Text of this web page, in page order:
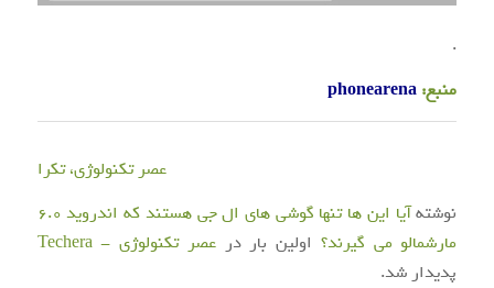
.
منبع: phonearena
عصر تکنولوژی، تکرا
نوشته
آیا این ها تنها گوشی های ال جی هستند که اندروید ۶.۰
مارشمالو می گیرند؟ اولین بار درعصر تکنولوژی - Techera
پدیدار شد.